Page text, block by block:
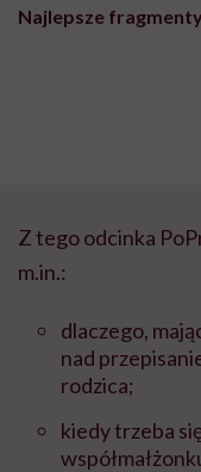
Najlepsze fragmenty
Z tego odcinka
m.in.:
dlaczego,
nad
rodzica;
kiedy trzeba